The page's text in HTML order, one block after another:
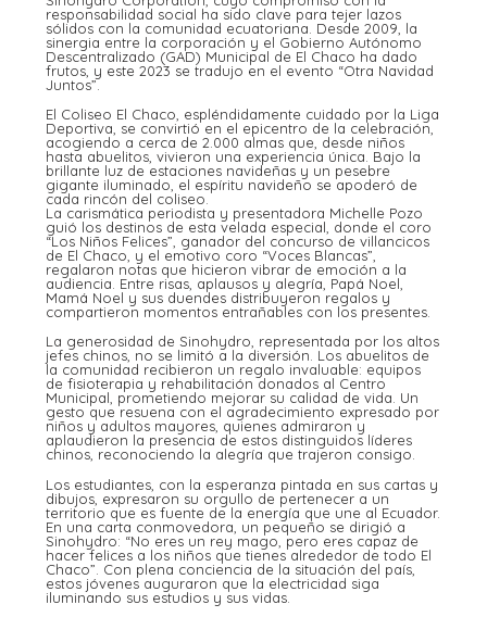
responsabilidad social ha sido clave para tejer lazos
sólidos con la comunidad ecuatoriana. Desde 2009, la
sinergia entre la corporación y el Gobierno Autónomo
Descentralizado (GAD) Municipal de El Chaco ha dado
frutos, y este 2023 se tradujo en el evento “Otra Navidad
Juntos”.
El Coliseo El Chaco, espléndidamente cuidado por la Liga
Deportiva, se convirtió en el epicentro de la celebración,
acogiendo a cerca de 2.000 almas que, desde niños
hasta abuelitos, vivieron una experiencia única. Bajo la
brillante luz de estaciones navideñas y un pesebre
gigante iluminado, el espíritu navideño se apoderó de
cada rincón del coliseo.
La carismática periodista y presentadora Michelle Pozo
guió los destinos de esta velada especial, donde el coro
“Los Niños Felices”, ganador del concurso de villancicos
de El Chaco, y el emotivo coro “Voces Blancas”,
regalaron notas que hicieron vibrar de emoción a la
audiencia. Entre risas, aplausos y alegría, Papá Noel,
Mamá Noel y sus duendes distribuyeron regalos y
compartieron momentos entrañables con los presentes.
La generosidad de Sinohydro, representada por los altos
jefes chinos, no se limitó a la diversión. Los abuelitos de
la comunidad recibieron un regalo invaluable: equipos
de fisioterapia y rehabilitación donados al Centro
Municipal, prometiendo mejorar su calidad de vida. Un
gesto que resuena con el agradecimiento expresado por
niños y adultos mayores, quienes admiraron y
aplaudieron la presencia de estos distinguidos líderes
chinos, reconociendo la alegría que trajeron consigo.
Los estudiantes, con la esperanza pintada en sus cartas y
dibujos, expresaron su orgullo de pertenecer a un
territorio que es fuente de la energía que une al Ecuador.
En una carta conmovedora, un pequeño se dirigió a
Sinohydro: “No eres un rey mago, pero eres capaz de
hacer felices a los niños que tienes alrededor de todo El
Chaco”. Con plena conciencia de la situación del país,
estos jóvenes auguraron que la electricidad siga
iluminando sus estudios y sus vidas.